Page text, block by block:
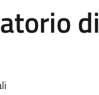
di